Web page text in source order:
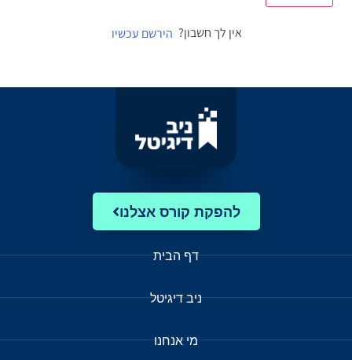
אין לך חשבון? הירשם עכשיו
להפקת קורס אצלנו
דף הבית
ניב דיגיטל
מי אנחנו